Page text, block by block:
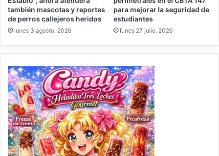
también mascotas y reportes
de perros callejeros heridos
lunes 3 agosto, 2026
para mejorar la seguridad de
estudiantes
lunes 27 julio, 2026